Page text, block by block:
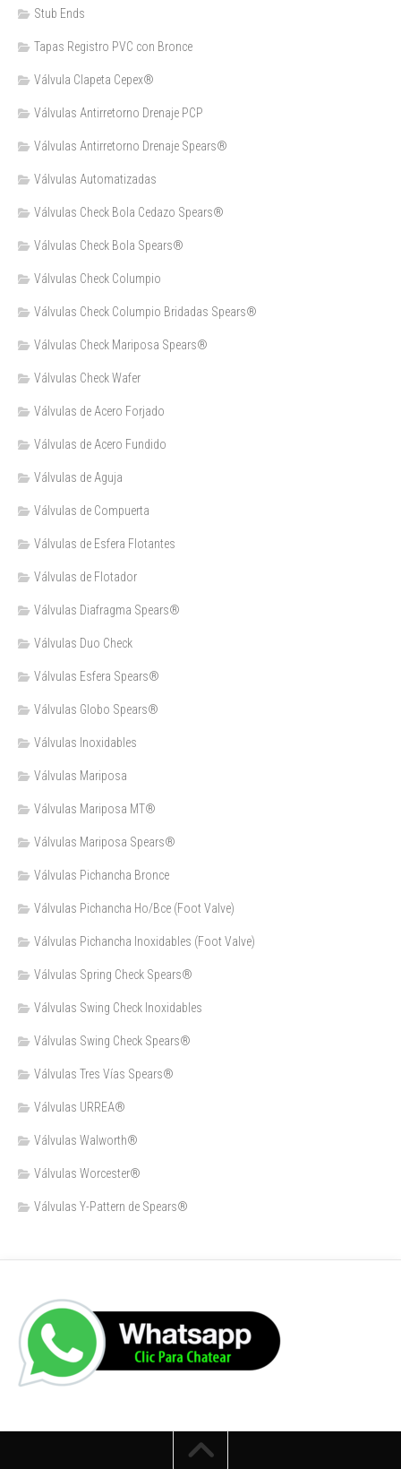
Stub Ends
Tapas Registro PVC con Bronce
Válvula Clapeta Cepex®
Válvulas Antirretorno Drenaje PCP
Válvulas Antirretorno Drenaje Spears®
Válvulas Automatizadas
Válvulas Check Bola Cedazo Spears®
Válvulas Check Bola Spears®
Válvulas Check Columpio
Válvulas Check Columpio Bridadas Spears®
Válvulas Check Mariposa Spears®
Válvulas Check Wafer
Válvulas de Acero Forjado
Válvulas de Acero Fundido
Válvulas de Aguja
Válvulas de Compuerta
Válvulas de Esfera Flotantes
Válvulas de Flotador
Válvulas Diafragma Spears®️
Válvulas Duo Check
Válvulas Esfera Spears®
Válvulas Globo Spears®
Válvulas Inoxidables
Válvulas Mariposa
Válvulas Mariposa MT®
Válvulas Mariposa Spears®
Válvulas Pichancha Bronce
Válvulas Pichancha Ho/Bce (Foot Valve)
Válvulas Pichancha Inoxidables (Foot Valve)
Válvulas Spring Check Spears®
Válvulas Swing Check Inoxidables
Válvulas Swing Check Spears®
Válvulas Tres Vías Spears®
Válvulas URREA®
Válvulas Walworth®
Válvulas Worcester®
Válvulas Y-Pattern de Spears®️